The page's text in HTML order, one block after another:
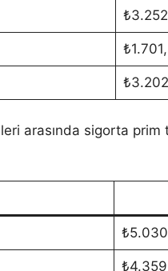
arasında sigorta prim